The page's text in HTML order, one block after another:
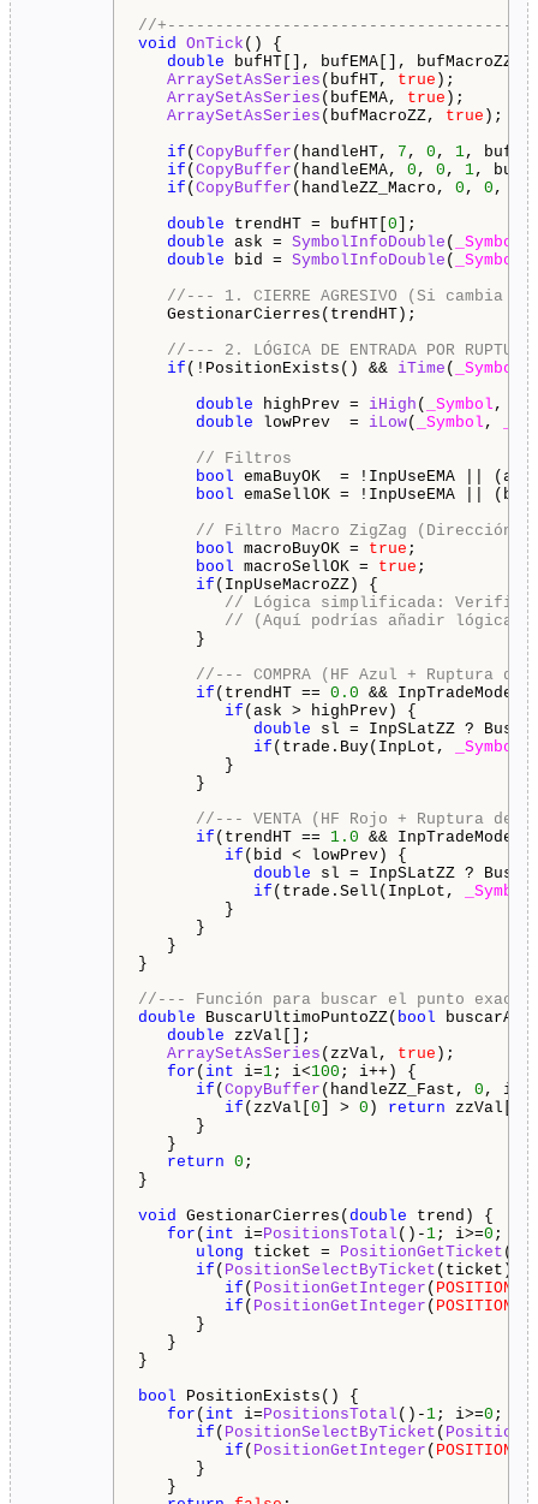
//
void
OnTick () {
double bufHT[], bufEMA[],
ArraySetAsSeries (bufHT, true );
ArraySetAsSeries (bufEMA, true );
ArraySetAsSeries (bufMacroZZ, true );
if (CopyBuffer (handleHT, 7 , 0 , 1,
if (CopyBuffer (handleEMA, 0 , 0 , 1,
if (CopyBuffer (handleZZ_Macro, 0 , 0 ,
,
double trendHT = bufHT[0];
double ask = SymbolInfoDouble ( _Symbol
double bid = SymbolInfoDouble ( _Symbol
//--- 1. CIERRE AGRESIVO (Si cambia
GestionarCierres(trendHT);
//--- 2. LÓGICA DE ENTRADA POR RUPTURA
if (!PositionExists() && iTime ( _Symbol
double highPrev = iHigh ( _Symbol ,
double lowPrev  = iLow( _Symbol ,
// Filtros
bool emaBuyOK  = !InpUseEMA ||
bool emaSellOK = !InpUseEMA || (bid
// Filtro Macro ZigZag (Dirección
bool macroBuyOK = true ;
bool macroSellOK = true ;
if (InpUseMacroZZ) {
// Lógica simplificada:
// (Aquí podrías añadir lógica
}
//--- COMPRA (HF Azul + Ruptura de
if (trendHT == 0.0 && InpTradeMode !=
if (ask > highPrev) {
double sl = InpSLatZZ ?
if (trade.Buy(InpLot, _Symbol
,
}
}
//--- VENTA (HF Rojo + Ruptura de
if (trendHT == 1.0 && InpTradeMode
if (bid < lowPrev) {
double sl = InpSLatZZ ?
if (trade.Sell(InpLot, _Symbol
}
}
}
}
//--- Función para buscar el punto
double BuscarUltimoPuntoZZ( bool
double zzVal[];
ArraySetAsSeries (zzVal, true );
for ( int i=1; i<100 ; i++) {
if (CopyBuffer (handleZZ_Fast, 0 , i,
if (zzVal[0] > 0 ) return zzVal[
}
}
return 0 ;
}
void
GestionarCierres(double trend) {
for ( int i=PositionsTotal ()- 1; i>=0 ;
ulong ticket = PositionGetTicket
if ( PositionSelectByTicket (ticket)
if ( PositionGetInteger (
if ( PositionGetInteger (
}
}
}
bool PositionExists() {
for ( int i=PositionsTotal ()- 1; i>=0 ;
if ( PositionSelectByTicket (
if ( PositionGetInteger (
}
}